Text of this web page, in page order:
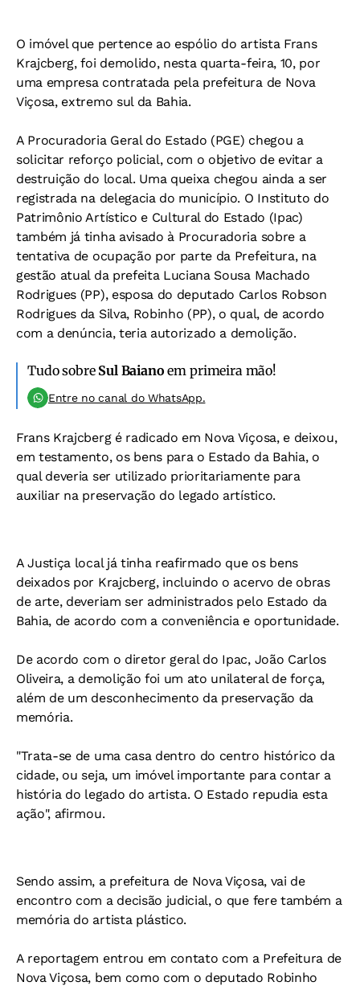
O imóvel que pertence ao espólio do artista Frans
Krajcberg, foi demolido, nesta quarta-feira, 10, por
uma empresa contratada pela prefeitura de Nova
Viçosa, extremo sul da Bahia.
A Procuradoria Geral do Estado (PGE) chegou a
solicitar reforço policial, com o objetivo de evitar a
destruição do local. Uma queixa chegou ainda a ser
registrada na delegacia do município. O Instituto do
Patrimônio Artístico e Cultural do Estado (Ipac)
também já tinha avisado à Procuradoria sobre a
tentativa de ocupação por parte da Prefeitura, na
gestão atual da prefeita Luciana Sousa Machado
Rodrigues (PP), esposa do deputado Carlos Robson
Rodrigues da Silva, Robinho (PP), o qual, de acordo
com a denúncia, teria autorizado a demolição.
Tudo sobre Sul Baiano em primeira mão!
Entre no canal do WhatsApp.
Frans Krajcberg é radicado em Nova Viçosa, e deixou,
em testamento, os bens para o Estado da Bahia, o
qual deveria ser utilizado prioritariamente para
auxiliar na preservação do legado artístico.
A Justiça local já tinha reafirmado que os bens
deixados por Krajcberg, incluindo o acervo de obras
de arte, deveriam ser administrados pelo Estado da
Bahia, de acordo com a conveniência e oportunidade.
De acordo com o diretor geral do Ipac, João Carlos
Oliveira, a demolição foi um ato unilateral de força,
além de um desconhecimento da preservação da
memória.
"Trata-se de uma casa dentro do centro histórico da
cidade, ou seja, um imóvel importante para contar a
história do legado do artista. O Estado repudia esta
ação", afirmou.
Sendo assim, a prefeitura de Nova Viçosa, vai de
encontro com a decisão judicial, o que fere também a
memória do artista plástico.
A reportagem entrou em contato com a Prefeitura de
Nova Viçosa, bem como com o deputado Robinho